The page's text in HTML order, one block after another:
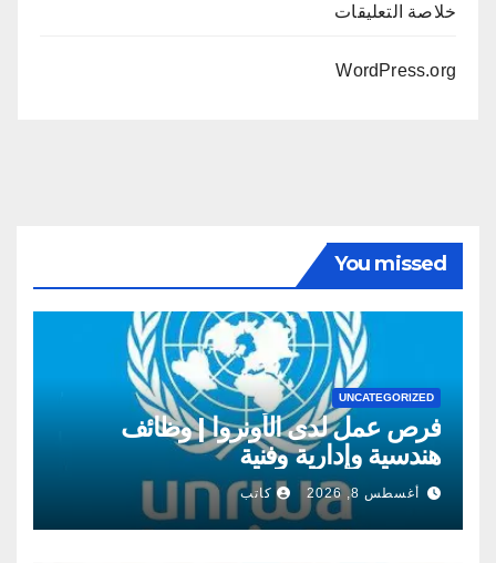
خلاصة التعليقات
WordPress.org
You missed
UNCATEGORIZED
فرص عمل لدى الأونروا | وظائف
هندسية وإدارية وفنية
أغسطس 8, 2026 كاتب